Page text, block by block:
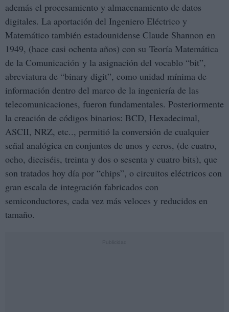
además el procesamiento y almacenamiento de datos
digitales. La aportación del Ingeniero Eléctrico y
Matemático también estadounidense Claude Shannon en
1949, (hace casi ochenta años) con su Teoría Matemática
de la Comunicación y la asignación del vocablo “bit”,
abreviatura de “binary digit”, como unidad mínima de
información dentro del marco de la ingeniería de las
telecomunicaciones, fueron fundamentales. Posteriormente
la creación de códigos binarios: BCD, Hexadecimal,
ASCII, NRZ, etc.., permitió la conversión de cualquier
señal analógica en conjuntos de unos y ceros, (de cuatro,
ocho, dieciséis, treinta y dos o sesenta y cuatro bits), que
son tratados hoy día por “chips”, o circuitos eléctricos con
gran escala de integración fabricados con
semiconductores, cada vez más veloces y reducidos en
tamaño.